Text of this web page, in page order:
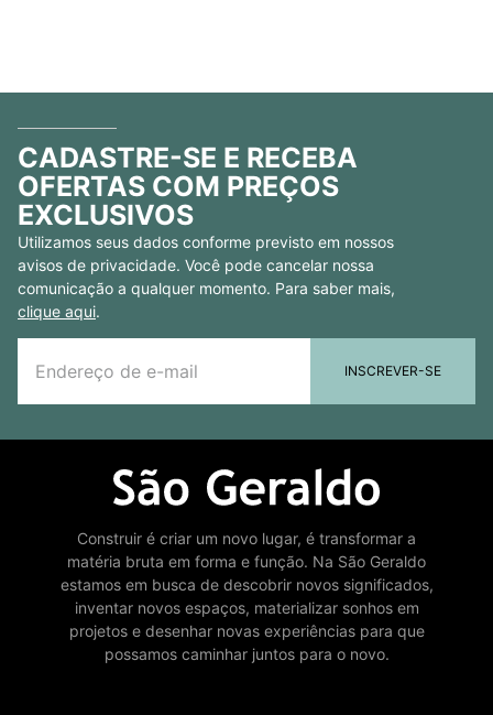
CADASTRE-SE E RECEBA
OFERTAS COM PREÇOS
EXCLUSIVOS
Utilizamos seus dados conforme previsto em nossos
avisos de privacidade. Você pode cancelar nossa
comunicação a qualquer momento. Para saber mais,
clique aqui.
INSCREVER-SE
Construir é criar um novo lugar, é transformar a
matéria bruta em forma e função. Na São Geraldo
estamos em busca de descobrir novos significados,
inventar novos espaços, materializar sonhos em
projetos e desenhar novas experiências para que
possamos caminhar juntos para o novo.